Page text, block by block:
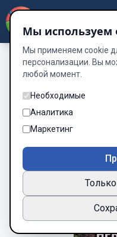
Мы используем
Мы применяем cookie
персонализации. Вы
любой момент.
Необходимые
Аналитика
Маркетинг